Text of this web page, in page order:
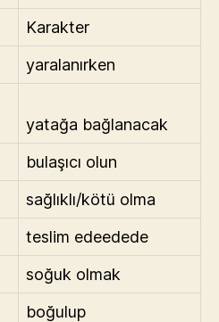
Karakter
yaralanırken
yatağa bağlanacak
bulaşıcı olun
sağlıklı/kötü olma
teslim edeedede
soğuk olmak
boğulup